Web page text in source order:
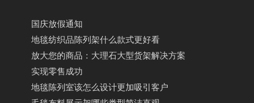
国庆放假通知
地毯纺织品陈列架什么款式更好看
放大您的商品：大理石大型货架解决方案
实现零售成功
地毯陈列室该怎么设计更加吸引客户